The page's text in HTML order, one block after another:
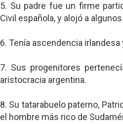
5. Su padre fue un firme
Civil española, y alojó a
6. Tenía ascendencia irlandesa
7. Sus progenitores
aristocracia argentina.
8. Su tatarabuelo paterno,
el hombre más rico de